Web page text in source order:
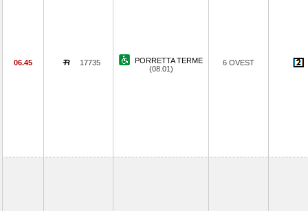
06.45 17735
PORRETTA TERME
(08.01)
6 OVEST